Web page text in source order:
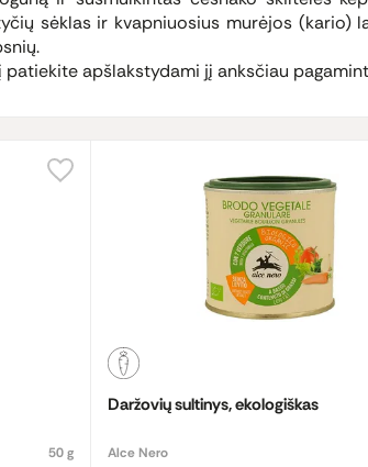
sėklas ir kvapniuosius murėjos (kario)
patiekite apšlakstydami jį anksčiau
50 g
Daržovių sultinys, ekologiškas
Alce Nero